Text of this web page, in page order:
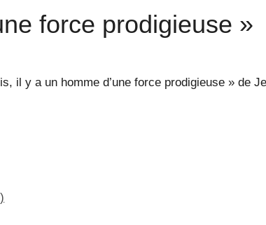
force prodigieuse »
il y a un homme d’une force prodigieuse » de